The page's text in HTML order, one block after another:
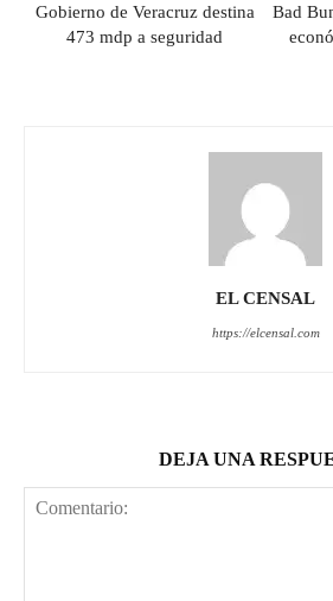
Gobierno de Veracruz destina
473 mdp a seguridad
Bad
EL CENSAL
https://elcensal.com
DEJA UNA